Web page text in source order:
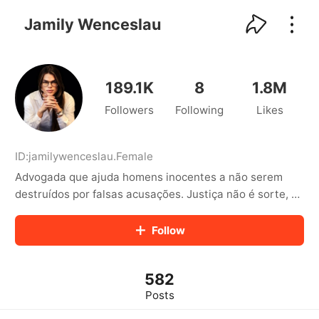
Jamily Wenceslau
189.1K
Followers
8
Following
1.8M
Likes
ID:jamilywenceslau.Female
Advogada que ajuda homens inocentes a não serem
destruídos por falsas acusações. Justiça não é sorte, é
https://www.jamilywenceslau.com.br/manualdohomemin
Follow
582
Posts
kwaikwaikwaikwaikwaikwaikwaikwaikwaikwaikwaikwai
kwaikwaikwaikwaikwaikwaikwaikwai
kwaikwaikwaikwaikwaikwaikwaikwai
kwaikwaikwaikwaikwaikwaikwaikwaikwaikwaikwaikwai
kwaikwaikwaikwaikwaikwaikwaikwai
kwaikwaikwaikwaikwaikwaikwaikwaikwaikwaikwaikwai
kwaikwaikwaikwaikwaikwaikwaikwai
kwaikwaikwaikwaikwaikwaikwaikwai
kwaikwaikwaikwaikwaikwaikwaikwaikwaikwaikwaikwai
kwaikwaikwaikwaikwaikwaikwaikwai
kwaikwaikwaikwaikwaikwaikwaikwaikwaikwaikwaikwai
kwaikwaikwaikwaikwaikwaikwaikwai
kwaikwaikwaikwaikwaikwaikwaikwaikwaikwaikwaikwai
kwaikwaikwaikwaikwaikwaikwaikwai
kwaikwaikwaikwaikwaikwaikwaikwai
kwaikwaikwaikwaikwaikwaikwaikwaikwaikwaikwaikwai